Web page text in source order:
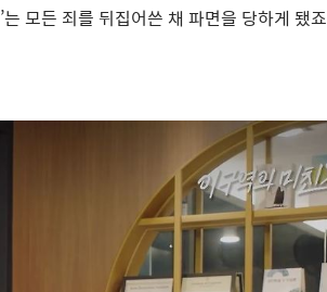
’는 모든 죄를 뒤집어쓴 채 파면을 당하게 됐죠